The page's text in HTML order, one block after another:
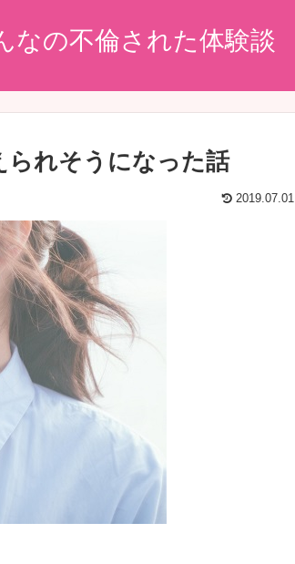
なの不倫された体験談
られそうになった話
2019.07.01